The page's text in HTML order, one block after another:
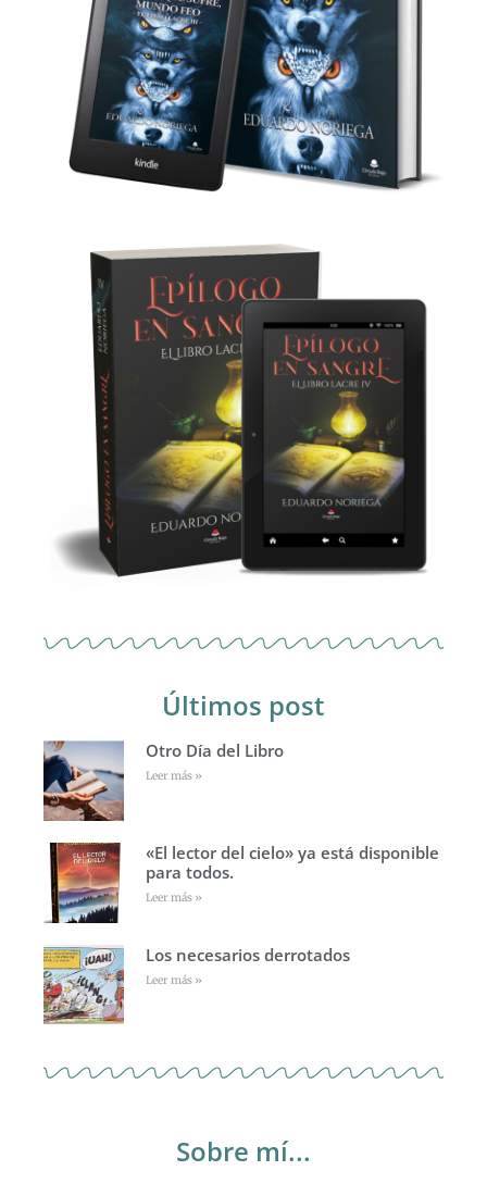
Últimos post
Otro Día del Libro
Leer más »
«El lector del cielo» ya está disponible
para todos.
Leer más »
Los necesarios derrotados
Leer más »
Sobre mí...